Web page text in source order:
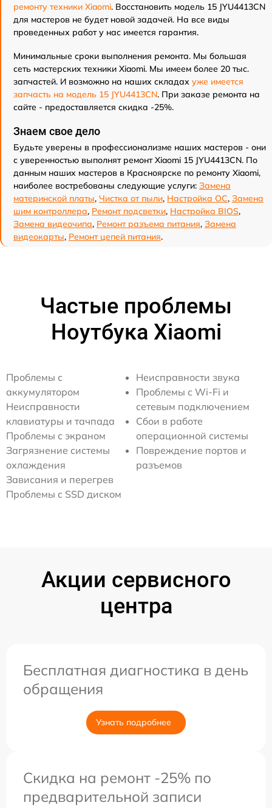
ремонту техники Xiaomi. Восстановить модель 15 JYU4413CN
для мастеров не будет новой задачей. На все виды
проведенных работ у нас имеется гарантия.
Минимальные сроки выполнения ремонта. Мы большая
сеть мастерских техники Xiaomi. Мы имеем более 20 тыс.
запчастей. И возможно на наших складах уже имеется
запчасть на модель 15 JYU4413CN. При заказе ремонта на
сайте - предоставляется скидка -25%.
Знаем свое дело
Будьте уверены в профессионализме наших мастеров - они
с уверенностью выполнят ремонт Xiaomi 15 JYU4413CN. По
данным наших мастеров в Красноярске по ремонту Xiaomi,
наиболее востребованы следующие услуги: Замена
материнской платы, Чистка от пыли, Настройка ОС, Замена
шим контроллера, Ремонт подсветки, Настройка BIOS,
Замена видеочипа, Ремонт разъема питания, Замена
видеокарты, Ремонт цепей питания.
Частые проблемы
Ноутбука Xiaomi
Проблемы с
аккумулятором
Неисправности
клавиатуры и тачпада
Проблемы с экраном
Загрязнение системы
охлаждения
Неисправности звука
Проблемы с Wi-Fi и
сетевым подключением
Сбои в работе
операционной системы
Повреждение портов и
разъемов
Зависания и перегрев
Проблемы с SSD диском
Акции сервисного
центра
Бесплатная диагностика в день
обращения
Узнать подробнее
Скидка на ремонт -25% по
предварительной записи